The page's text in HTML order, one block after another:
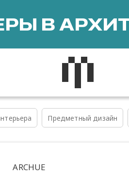
В
Предметный дизайн
ARCHUE